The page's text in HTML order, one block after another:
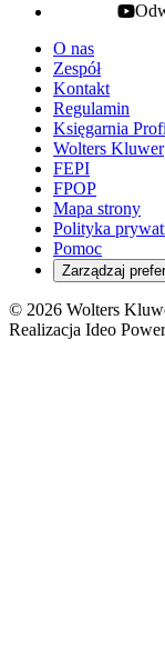
youtube
O nas
Zespół
Kontakt
Regulamin
Księgarnia
Wolters Kluwer
FEPI
FPOP
Mapa strony
Polityka
Pomoc
Zarządzaj
© 2026 Wolters
Realizacja Ideo